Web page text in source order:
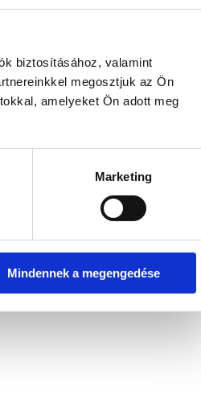
biztosításához, valamint
megosztjuk az Ön
amelyeket Ön adott meg
Marketing
Mindennek a megengedése
console for more information)